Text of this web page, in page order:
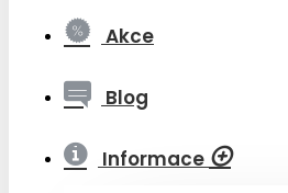
Akce
Blog
Informace